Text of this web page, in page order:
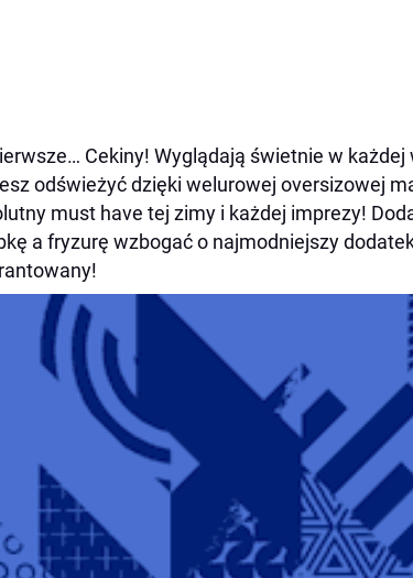
Cekiny! Wyglądają świetnie w
odświeżyć dzięki welurowej oversizowej
must have tej zimy i każdej imprezy!
a fryzurę wzbogać o najmodniejszy